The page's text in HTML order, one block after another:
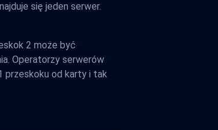
się jeden serwer.
2 może być
Operatorzy serwerów
przeskoku od karty i tak